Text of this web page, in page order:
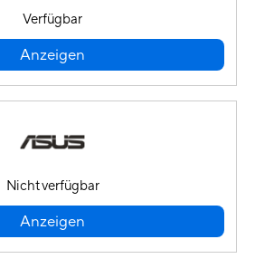
Verfügbar
Anzeigen
Nicht verfügbar
Anzeigen